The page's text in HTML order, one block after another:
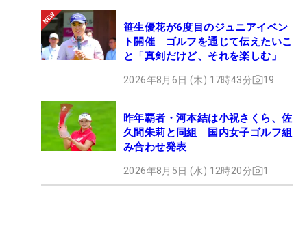
笹生優花が6度目のジュニアイベン
ト開催 ゴルフを通じて伝えたいこ
と「真剣だけど、それを楽しむ」
2026年8月6日 (木) 17時43分 19
昨年覇者・河本結は小祝さくら、佐
久間朱莉と同組 国内女子ゴルフ組
み合わせ発表
2026年8月5日 (水) 12時20分 1